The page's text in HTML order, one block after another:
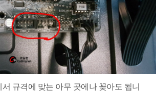
규격에 맞는 아무 곳에나 꽂아도 됩니